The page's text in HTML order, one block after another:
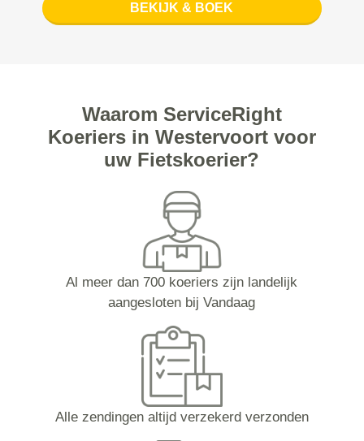
BEKIJK & BOEK
Waarom ServiceRight
Koeriers in Westervoort voor
uw Fietskoerier?
Al meer dan 700 koeriers zijn landelijk
aangesloten bij Vandaag
Alle zendingen altijd verzekerd verzonden